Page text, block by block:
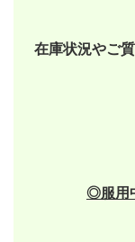
在庫状況やご
◎服用